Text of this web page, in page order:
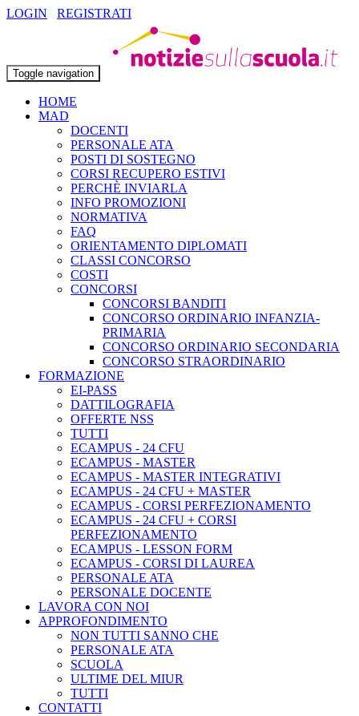
LOGIN REGISTRATI
Toggle navigation
HOME
MAD
DOCENTI
PERSONALE ATA
POSTI DI SOSTEGNO
CORSI RECUPERO ESTIVI
PERCHÈ INVIARLA
INFO PROMOZIONI
NORMATIVA
FAQ
ORIENTAMENTO DIPLOMATI
CLASSI CONCORSO
COSTI
CONCORSI
CONCORSI BANDITI
CONCORSO ORDINARIO INFANZIA-
PRIMARIA
CONCORSO ORDINARIO SECONDARIA
CONCORSO STRAORDINARIO
FORMAZIONE
EI-PASS
DATTILOGRAFIA
OFFERTE NSS
TUTTI
ECAMPUS - 24 CFU
ECAMPUS - MASTER
ECAMPUS - MASTER INTEGRATIVI
ECAMPUS - 24 CFU + MASTER
ECAMPUS - CORSI PERFEZIONAMENTO
ECAMPUS - 24 CFU + CORSI
PERFEZIONAMENTO
ECAMPUS - LESSON FORM
ECAMPUS - CORSI DI LAUREA
PERSONALE ATA
PERSONALE DOCENTE
LAVORA CON NOI
APPROFONDIMENTO
NON TUTTI SANNO CHE
PERSONALE ATA
SCUOLA
ULTIME DEL MIUR
TUTTI
CONTATTI